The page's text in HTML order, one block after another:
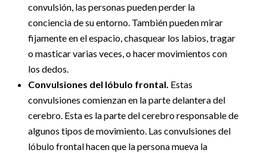
convulsión, las personas pueden perder la
conciencia de su entorno. También pueden mirar
fijamente en el espacio, chasquear los labios, tragar
o masticar varias veces, o hacer movimientos con
los dedos.
Convulsiones del lóbulo frontal. Estas
convulsiones comienzan en la parte delantera del
cerebro. Esta es la parte del cerebro responsable de
algunos tipos de movimiento. Las convulsiones del
lóbulo frontal hacen que la persona mueva la